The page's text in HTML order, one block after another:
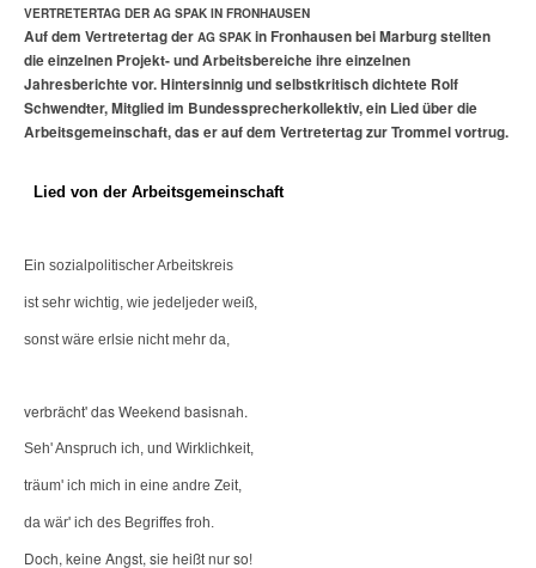
VERTRETERTAG DER AG SPAK IN FRONHAUSEN
Auf dem Vertretertag der AG SPAK in Fronhausen bei Marburg stellten
die einzelnen Projekt- und Arbeitsbereiche ihre einzelnen
Jahresberichte vor. Hintersinnig und selbstkritisch dichtete Rolf
Schwendter, Mitglied im Bundessprecher­kollektiv, ein Lied über die
Arbeitsgemeinschaft, das er auf dem Vertretertag zur Trommel vortrug.
Lied von der Arbeitsgemeinschaft
Ein sozialpolitischer Arbeitskreis
ist sehr wichtig, wie jedeljeder weiß,
sonst wäre erlsie nicht mehr da,
verbrächt' das Weekend basisnah.
Seh' Anspruch ich, und Wirklichkeit,
träum' ich mich in eine andre Zeit,
da wär' ich des Begriffes froh.
Doch, keine Angst, sie heißt nur so!